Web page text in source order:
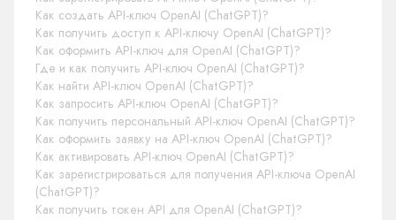
Как создать API-ключ OpenAI (ChatGPT)?
Как получить доступ к API-ключу OpenAI (ChatGPT)?
Как оформить API-ключ для OpenAI (ChatGPT)?
Где и как получить API-ключ OpenAI (ChatGPT)?
Как найти API-ключ OpenAI (ChatGPT)?
Как запросить API-ключ OpenAI (ChatGPT)?
Как получить персональный API-ключ OpenAI (ChatGPT)?
Как оформить заявку на API-ключ OpenAI (ChatGPT)?
Как активировать API-ключ OpenAI (ChatGPT)?
Как зарегистрироваться для получения API-ключа OpenAI
(ChatGPT)?
Как получить токен API для OpenAI (ChatGPT)?